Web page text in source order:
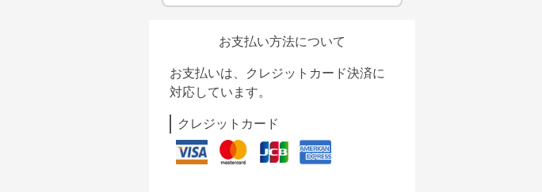
お支払い方法について
お支払いは、クレジットカード決済に
対応しています。
クレジットカード